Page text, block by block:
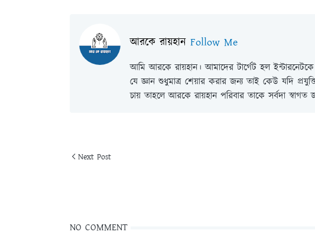
আরকে রায়হান Follow Me
আমি আরকে রায়হান। আমাদের টার্গেট হল
যে জ্ঞান শুধুমাত্র শেয়ার করার জন্য তাই কেউ যদি
চায় তাহলে আরকে রায়হান পরিবার তাকে সর্বদা স্বাগত
Next Post
NO COMMENT